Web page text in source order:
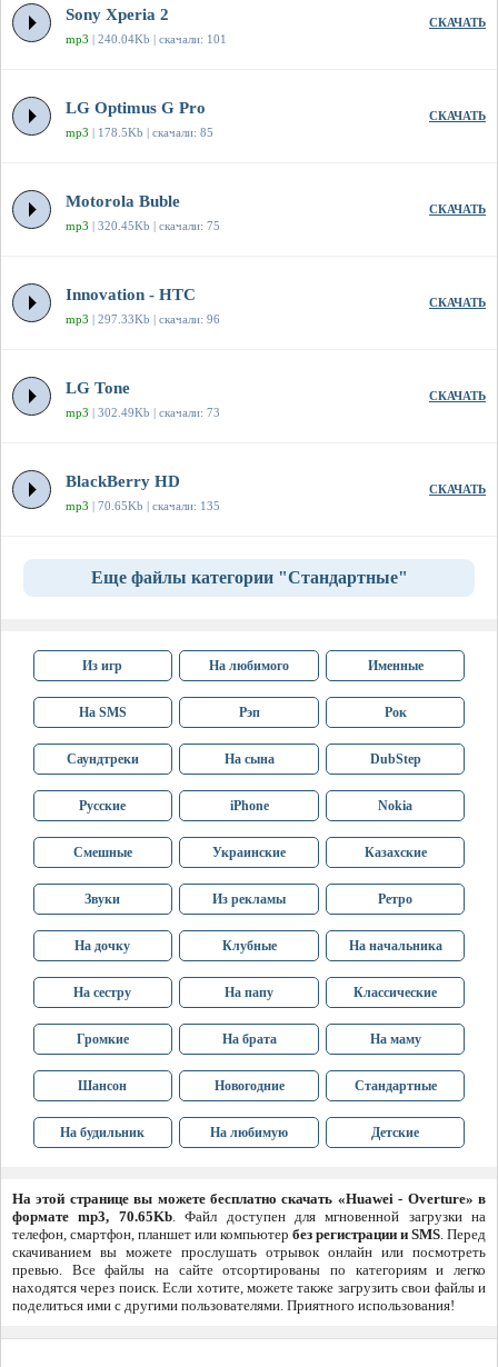
Sony Xperia 2
mp3 | 240.04Kb | скачали: 101
СКАЧАТЬ
LG Optimus G Pro
mp3 | 178.5Kb | скачали: 85
СКАЧАТЬ
Motorola Buble
mp3 | 320.45Kb | скачали: 75
СКАЧАТЬ
Innovation - HTC
mp3 | 297.33Kb | скачали: 96
СКАЧАТЬ
LG Tone
mp3 | 302.49Kb | скачали: 73
СКАЧАТЬ
BlackBerry HD
mp3 | 70.65Kb | скачали: 135
СКАЧАТЬ
Еще файлы категории "Стандартные"
Из игр На любимого Именные
На SMS Рэп Рок
Саундтреки На сына DubStep
Русские iPhone Nokia
Смешные Украинские Казахские
Звуки Из рекламы Ретро
На дочку Клубные На начальника
На сестру На папу Классические
Громкие На брата На маму
Шансон Новогодние Стандартные
На будильник На любимую Детские
На этой странице вы можете бесплатно скачать «Huawei - Overture» в
формате mp3, 70.65Kb. Файл доступен для мгновенной загрузки на
телефон, смартфон, планшет или компьютер без регистрации и SMS. Перед
скачиванием вы можете прослушать отрывок онлайн или посмотреть
превью. Все файлы на сайте отсортированы по категориям и легко
находятся через поиск. Если хотите, можете также загрузить свои файлы и
поделиться ими с другими пользователями. Приятного использования!